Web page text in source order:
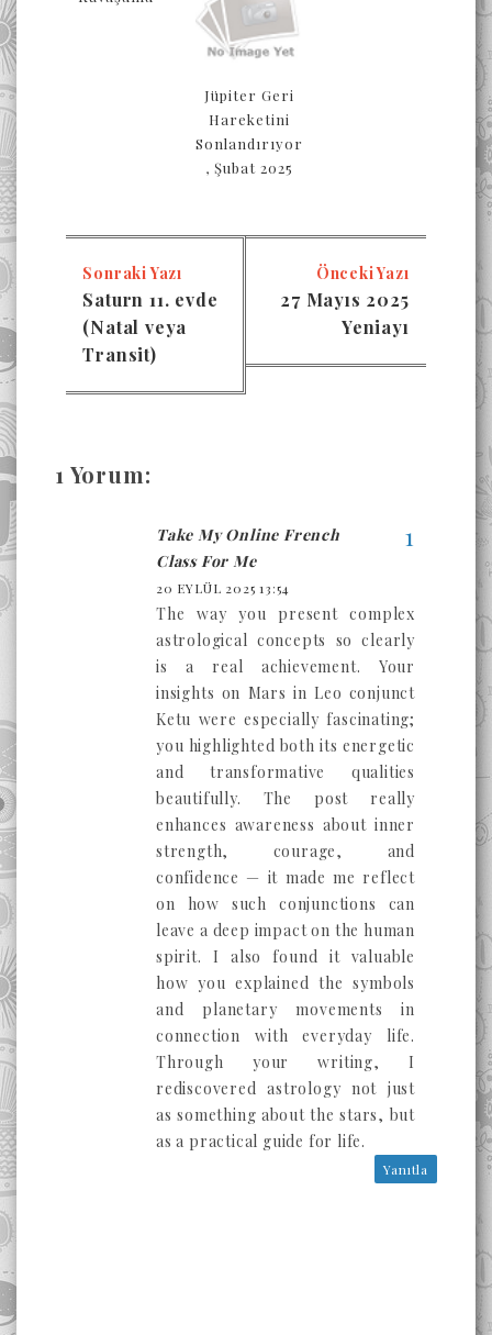
Jüpiter Geri
Hareketini
Sonlandırıyor
, Şubat 2025
Sonraki Yazı
Saturn 11. evde
(Natal veya
Transit)
Önceki Yazı
27 Mayıs 2025
Yeniayı
1 Yorum:
Take My Online French
Class For Me
20 EYLÜL 2025 13:54
The way you present complex
astrological concepts so clearly
is a real achievement. Your
insights on Mars in Leo conjunct
Ketu were especially fascinating;
you highlighted both its energetic
and transformative qualities
beautifully. The post really
enhances awareness about inner
strength, courage, and
confidence — it made me reflect
on how such conjunctions can
leave a deep impact on the human
spirit. I also found it valuable
how you explained the symbols
and planetary movements in
connection with everyday life.
Through your writing, I
rediscovered astrology not just
as something about the stars, but
as a practical guide for life.
Yanıtla